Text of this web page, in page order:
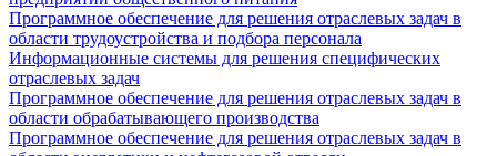
Программное обеспечение для решения отраслевых задач в
области трудоустройства и подбора персонала
Информационные системы для решения специфических
отраслевых задач
Программное обеспечение для решения отраслевых задач в
области обрабатывающего производства
Программное обеспечение для решения отраслевых задач в